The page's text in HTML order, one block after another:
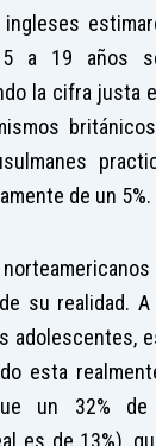
a 19 años
la cifra justa
de un 5%.
su realidad.
adolescentes,
esta
un 32%
es de 13%),